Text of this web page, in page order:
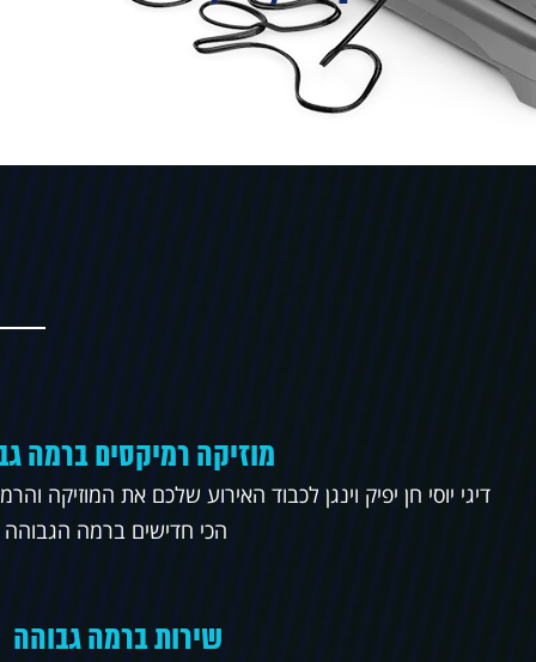
מוזיקה רמיקסים ברמה
דיגי יוסי חן יפיק וינגן לכבוד האירוע שלכם את המוזיקה
הכי חדישים ברמה הגבוהה
שירות ברמה גבוהה